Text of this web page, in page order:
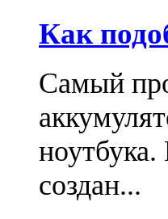
Как
Самый
ноутбука.
создан...